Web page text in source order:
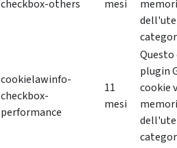
checkbox-others
mesi
cookielawinfo-
checkbox-
performance
11
mesi
plugin
cookie